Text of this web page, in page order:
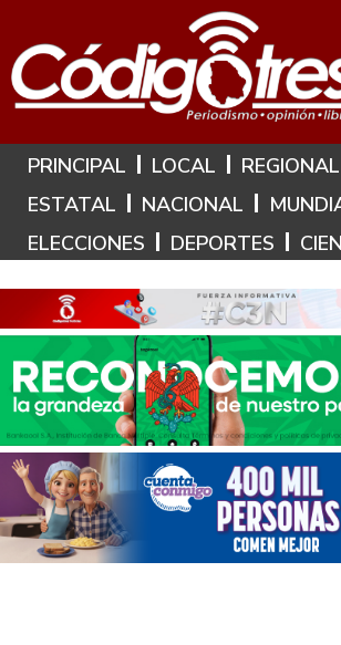
Hoy es: 9 de Agosto de
PRINCIPAL LOCAL REGIONAL
ESTATAL
NACIONAL
ELECCIONES
DEPORTES